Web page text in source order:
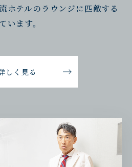
ホテルのラウンジに匹敵する
います。
しく見る